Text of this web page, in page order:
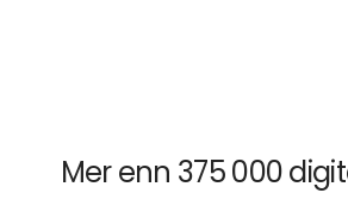
Mer enn 375 000